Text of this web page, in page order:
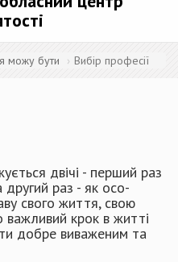
можу бути Вибір професії
двічі - перший раз
другий раз - як осо­
свого життя, свою
крок в житті
добре виваженим та